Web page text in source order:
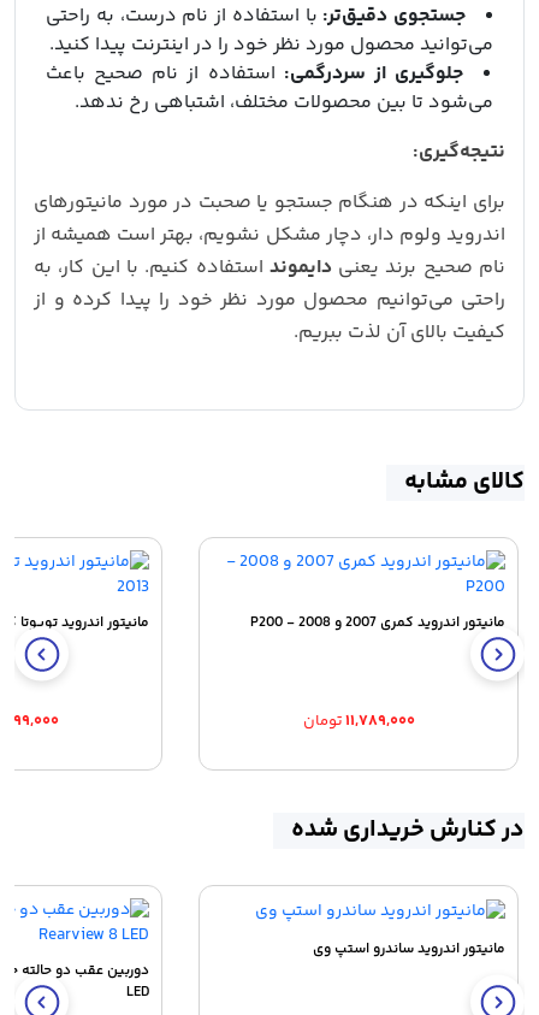
جستجوی دقیق‌تر: با استفاده از نام درست، به راحتی
می‌توانید محصول مورد نظر خود را در اینترنت پیدا کنید.
جلوگیری از سردرگمی: استفاده از نام صحیح باعث
می‌شود تا بین محصولات مختلف، اشتباهی رخ ندهد.
نتیجه‌گیری:
برای اینکه در هنگام جستجو یا صحبت در مورد مانیتورهای
اندروید ولوم دار، دچار مشکل نشویم، بهتر است همیشه از
نام صحیح برند یعنی دایموند استفاده کنیم. با این کار، به
راحتی می‌توانیم محصول مورد نظر خود را پیدا کرده و از
کیفیت بالای آن لذت ببریم.
کالای مشابه
مانیتور اندروید کمری 2007 و 2008 - P200
۱۱,۷۸۹,۰۰۰تومان
مانیتور اندروید تویوتا کمری 2012
در کنارش خریداری شده
مانیتور اندروید ساندرو استپ وی
LED